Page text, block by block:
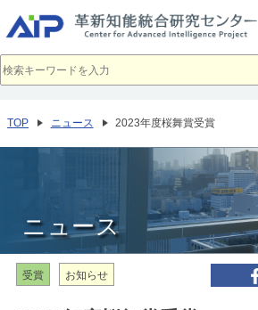
イ
ン
へ
動
TOP ニュース 2023年度桜舞賞受賞
ニュース
お知らせ
受賞